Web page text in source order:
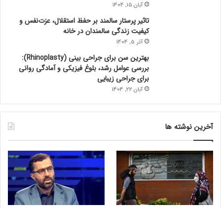
آبان 15, 1404
تاثیر پرستار سالمند بر حفظ استقلال، عزت‌نفس و
کیفیت زندگی سالمندان در خانه
آذر 5, 1404
بهترین سن برای جراحی بینی (Rhinoplasty):
بررسی عوامل رشد، بلوغ فیزیکی و آمادگی روانی
برای جراحی زیبایی
آبان 22, 1404
آخرین نوشته ها